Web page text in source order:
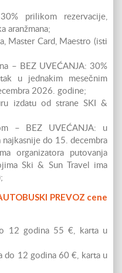
prilikom rezervacije,
aranžmana;
Master Card, Maestro (isti
– BEZ UVEĆANJA: 30%
u jednakim mesečnim
2026. godine;
izdatu od strane SKI &
– BEZ UVEĆANJA: u
najkasnije do 15. decembra
organizatora putovanja
Ski & Sun Travel ima
PREVOZ cene
12 godina 55 €, karta u
do 12 godina 60 €, karta u